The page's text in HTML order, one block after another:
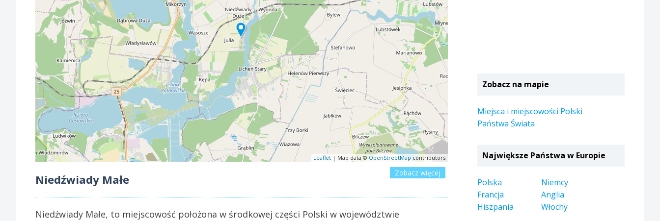
Leaflet | Map data © OpenStreetMap contributors
Zobacz więcej
Niedźwiady Małe
Niedźwiady Małe, to miejscowość położona w środkowej części Polski w województwie
Zobacz na mapie
Miejsca i miejscowości Polski
Państwa Świata
Największe Państwa w Europie
Polska
Niemcy
Francja
Anglia
Hiszpania
Włochy